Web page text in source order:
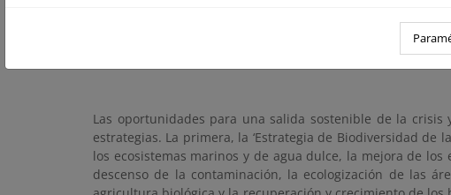
desarrollo de las áreas rurales y contiene las claves que
Las oportunidades para una salida sostenible de la
estrategias. La primera, la ‘Estrategia de Biodiversidad de
los ecosistemas marinos y de agua dulce, la mejora de
descenso de la contaminación, la ecologización de las